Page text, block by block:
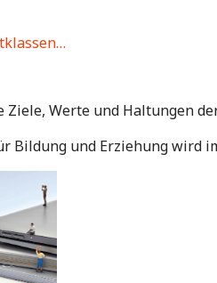
Werte und Haltungen
Bildung und Erziehung wird